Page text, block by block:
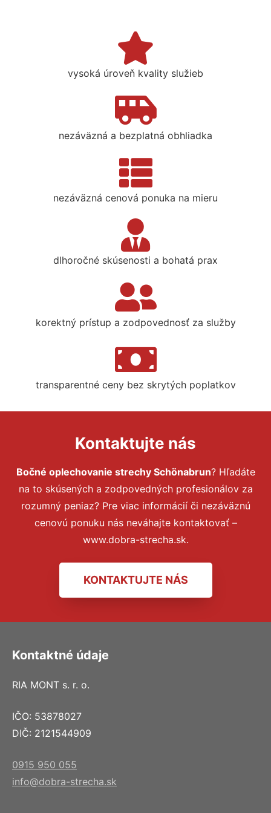
vysoká úroveň kvality služieb
nezáväzná a bezplatná obhliadka
nezáväzná cenová ponuka na mieru
dlhoročné skúsenosti a bohatá prax
korektný prístup a zodpovednosť za služby
transparentné ceny bez skrytých poplatkov
Kontaktujte nás
Bočné oplechovanie strechy Schönabrun? Hľadáte
na to skúsených a zodpovedných profesionálov za
rozumný peniaz? Pre viac informácií či nezáväznú
cenovú ponuku nás neváhajte kontaktovať –
www.dobra-strecha.sk.
KONTAKTUJTE NÁS
Kontaktné údaje
RIA MONT s. r. o.
IČO: 53878027
DIČ: 2121544909
0915 950 055
info@dobra-strecha.sk